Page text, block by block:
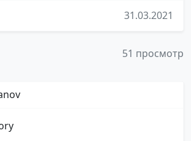
31.03.2021
51 просмотр